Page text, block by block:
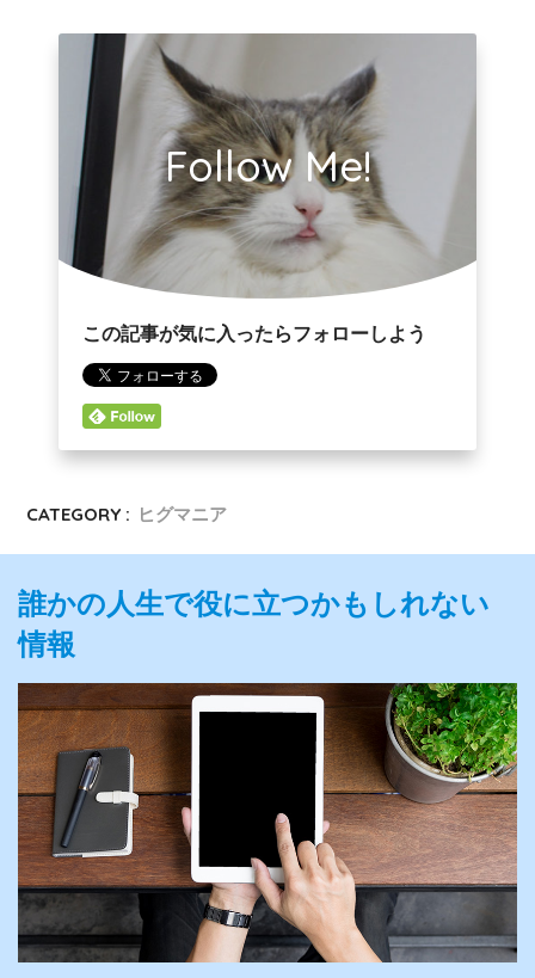
Follow Me!
この記事が気に入ったらフォローしよう
CATEGORY : ヒグマニア
誰かの人生で役に立つかもしれない
情報